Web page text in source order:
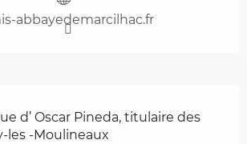
abbayedemarcilhac.fr
d’ Oscar Pineda, titulaire des
les -Moulineaux